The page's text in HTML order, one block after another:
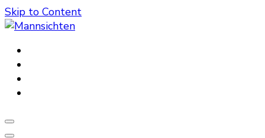
Skip to Content
Mannsichten
Was Männer wollen. Was Männer denken.